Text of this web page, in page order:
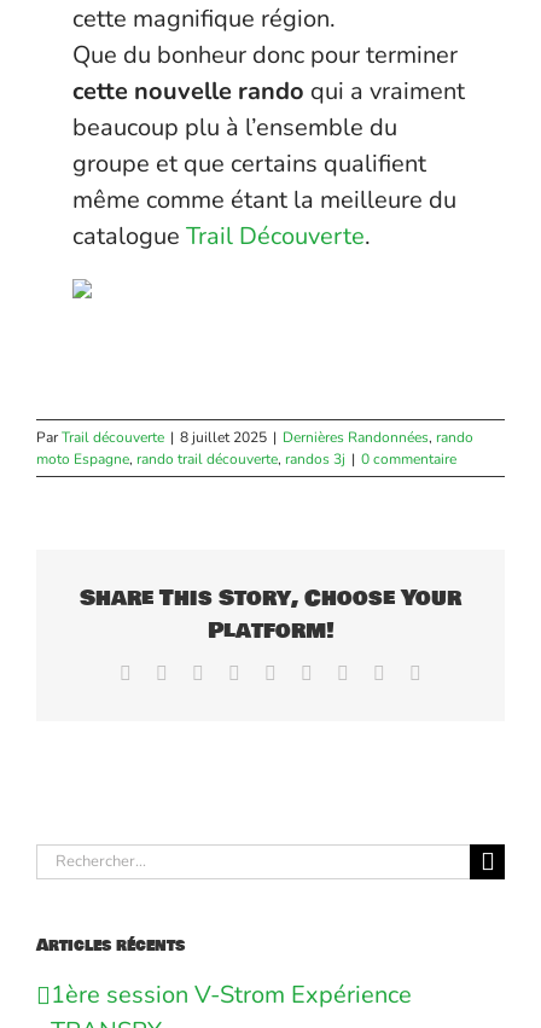
cette magnifique région.
Que du bonheur donc pour terminer
cette nouvelle rando qui a vraiment
beaucoup plu à l’ensemble du
groupe et que certains qualifient
même comme étant la meilleure du
catalogue Trail Découverte.
ParTrail découverte | 8 juillet 2025 | Dernières Randonnées, rando
moto Espagne, rando trail découverte, randos 3j | 0 commentaire
Share This Story, Choose Your
Platform!
Facebook Reddit LinkedInWhatsApp
TumblrPinterest
Rechercher:
Articles récents
1ère session V-Strom Expérience